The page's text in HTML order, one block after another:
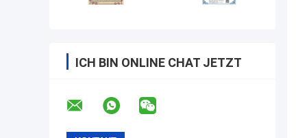
ICH BIN ONLINE CHAT JETZT